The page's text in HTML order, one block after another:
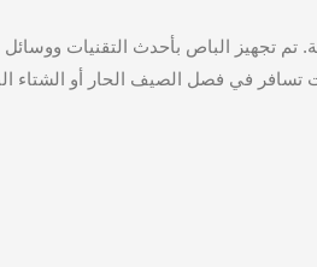
للركاب طوال الرحلة. تم تجهيز الباص بأحدث التقنيات
في فصل الصيف الحار أو الشتاء